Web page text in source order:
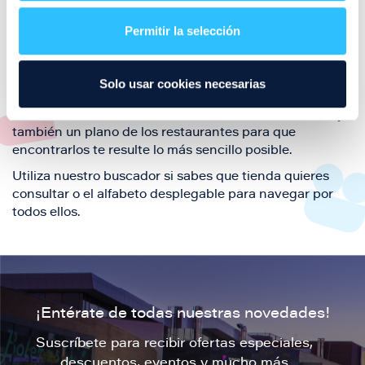
Permitir la selección
Solo usar cookies necesarias
también de nuestra oferta de ocio y shopping durante
tu visita.
El este directorio de restaurantes de Puerto Venecia
también un plano de los restaurantes para que
encontrarlos te resulte lo más sencillo posible.
Utiliza nuestro buscador si sabes que tienda quieres
consultar o el alfabeto desplegable para navegar por
todos ellos.
¡Entérate de todas nuestras novedades!
Suscríbete para recibir ofertas especiales,